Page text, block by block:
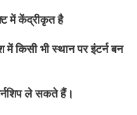
में केंद्रीकृत है
में किसी भी स्थान पर इंटर्न बन
ले सकते हैं।